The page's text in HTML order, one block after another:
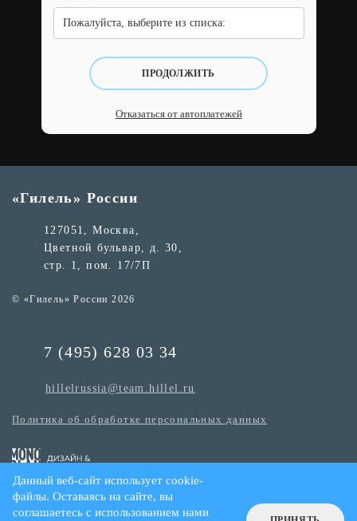
Пожалуйста, выберите из списка:
ПРОДОЛЖИТЬ
Отказаться от автоплатежей
«Гилель» России
127051, Москва,
Цветной бульвар, д. 30,
стр. 1, пом. 17/7П
© «Гилель» России 2026
7 (495) 628 03 34
hillelrussia@team.hillel.ru
Политика об обработке персональных данных
Данный веб-сайт использует cookie-
файлы. Оставаясь на сайте, вы
соглашаетесь с использованием нами